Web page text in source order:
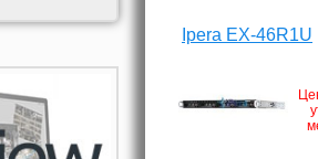
Ipera EX-46R1U